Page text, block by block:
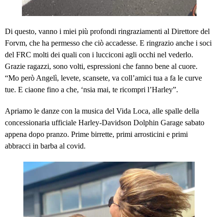
Di questo, vanno i miei più profondi ringraziamenti al Direttore del
Forvm, che ha permesso che ciò accadesse. E ringrazio anche i soci
del FRC molti dei quali con i lucciconi agli occhi nel vederlo.
Grazie ragazzi, sono volti, espressioni che fanno bene al cuore.
“Mo però Angelì, levete, scansete, va coll’amici tua a fa le curve
tue. E ciaone fino a che, ‘nsia mai, te ricompri l’Harley”.
Apriamo le danze con la musica del Vida Loca, alle spalle della
concessionaria ufficiale Harley-Davidson Dolphin Garage sabato
appena dopo pranzo. Prime birrette, primi arrosticini e primi
abbracci in barba al covid.